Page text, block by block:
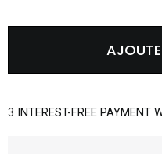
3 INTEREST-FREE PAYMENT